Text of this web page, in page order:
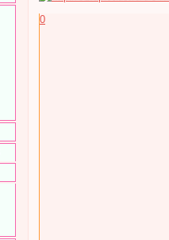
0